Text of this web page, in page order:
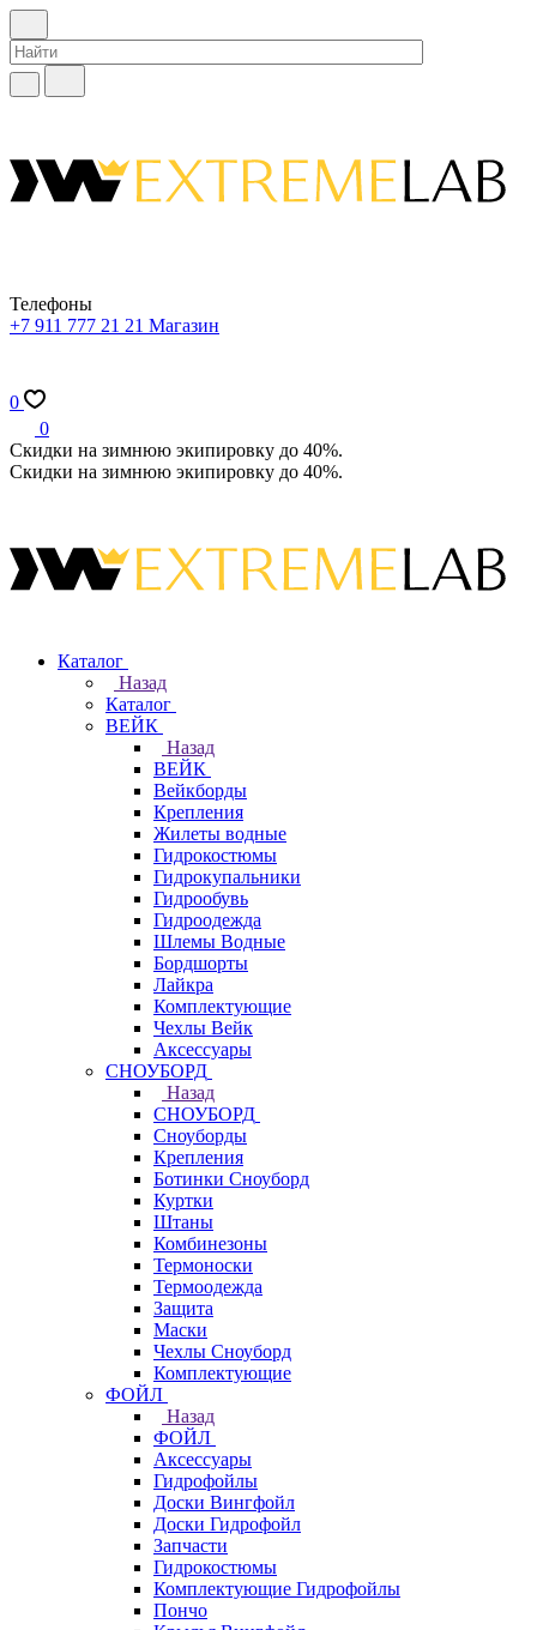
Телефоны
+7 911 777 21 21 Магазин
0
0
Скидки на зимнюю экипировку до 40%.
Скидки на зимнюю экипировку до 40%.
Каталог
Назад
Каталог
ВЕЙК
Назад
ВЕЙК
Вейкборды
Крепления
Жилеты водные
Гидрокостюмы
Гидрокупальники
Гидрообувь
Гидроодежда
Шлемы Водные
Бордшорты
Лайкра
Комплектующие
Чехлы Вейк
Аксессуары
СНОУБОРД
Назад
СНОУБОРД
Сноуборды
Крепления
Ботинки Сноуборд
Куртки
Штаны
Комбинезоны
Термоноски
Термоодежда
Защита
Маски
Чехлы Сноуборд
Комплектующие
ФОЙЛ
Назад
ФОЙЛ
Аксессуары
Гидрофойлы
Доски Вингфойл
Доски Гидрофойл
Запчасти
Гидрокостюмы
Комплектующие Гидрофойлы
Пончо